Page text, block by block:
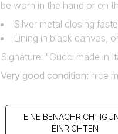
be worn in the hand or on
Silver metal closing
Lining in black canvas,
Signature: "Gucci made in
Very good condition: nice
EINE
EINRICHTEN